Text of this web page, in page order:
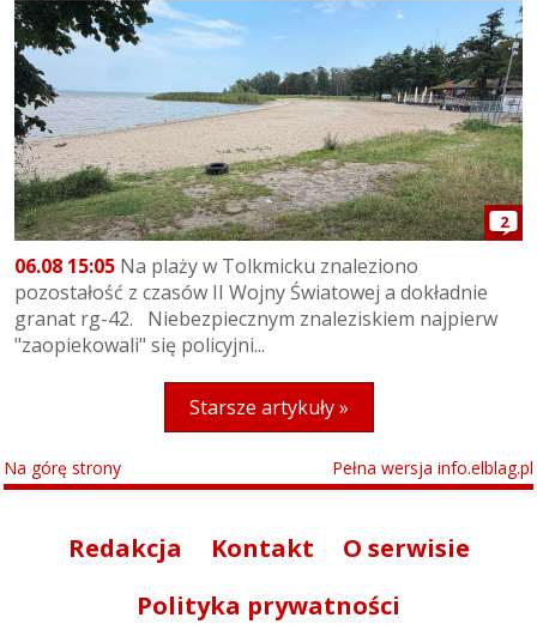
2
06.08 15:05 Na plaży w Tolkmicku znaleziono
pozostałość z czasów II Wojny Światowej a dokładnie
granat rg-42. Niebezpiecznym znaleziskiem najpierw
"zaopiekowali" się policyjni...
Starsze artykuły »
Na górę strony Pełna wersja info.elblag.pl
Redakcja Kontakt
O serwisie
Polityka prywatności